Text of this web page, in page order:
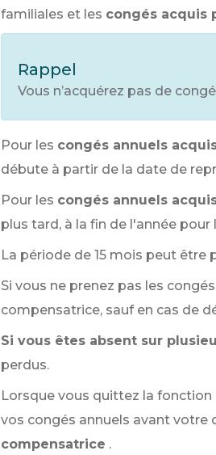
familiales et les congés acquis
Rappel
Vous n’acquérez pas de
Pour les congés annuels
débute à partir de la date de
Pour les congés annuels
plus tard, à la fin de l'année
La période de 15 mois peut
Si vous ne prenez pas les
compensatrice, sauf en cas de
Si vous êtes absent sur
perdus.
Lorsque vous quittez la fonction
vos congés annuels avant votre
compensatrice .